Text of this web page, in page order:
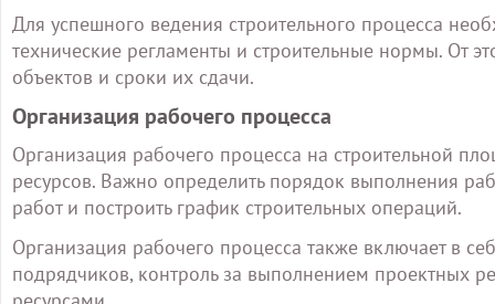
Для успешного ведения строительного процесса
технические регламенты и строительные нормы. От
объектов и сроки их сдачи.
Организация рабочего процесса
Организация рабочего процесса на строительной
ресурсов. Важно определить порядок выполнения
работ и построить график строительных операций.
Организация рабочего процесса также включает в
подрядчиков, контроль за выполнением проектных